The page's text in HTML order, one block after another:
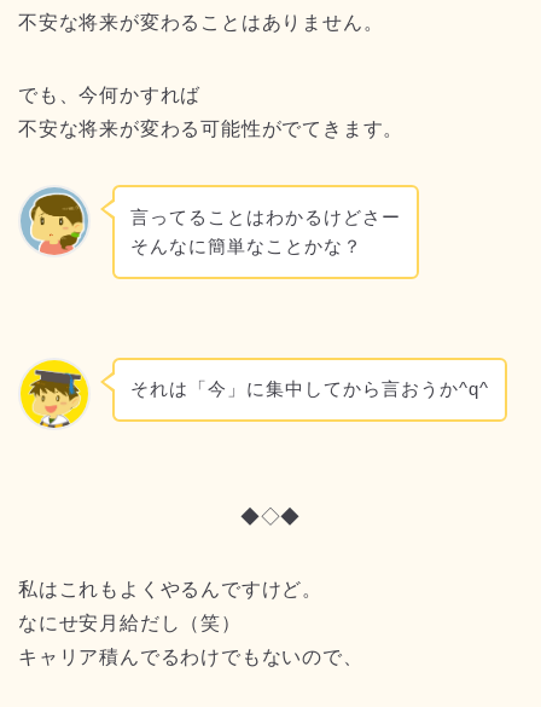
不安な将来が変わることはありません。
でも、今何かすれば
不安な将来が変わる可能性がでてきます。
言ってることはわかるけどさー
そんなに簡単なことかな？
それは「今」に集中してから言おうか^q^
◆◇◆
私はこれもよくやるんですけど。
なにせ安月給だし（笑）
キャリア積んでるわけでもないので、